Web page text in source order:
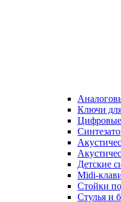
Ключи
Детские
Midi-
Стойки
Стулья и